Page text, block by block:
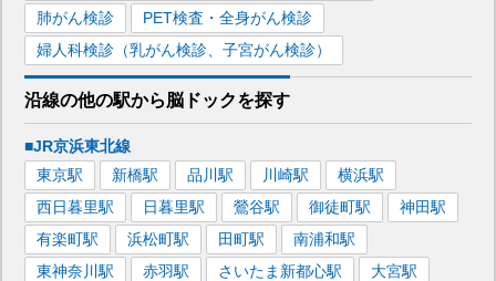
肺がん検診
PET検査・全身がん検診
婦人科検診（乳がん検診、子宮がん検診）
沿線の他の駅から脳ドックを探す
■JR京浜東北線
東京駅 新橋駅 品川 駅 川崎駅 横浜駅
西日暮里駅 日暮里駅 鶯谷駅 御徒町駅 神田駅
有楽町駅 浜松町駅 田町駅 南浦和駅
東神奈川 駅 赤羽駅 さいたま新都心駅 大宮駅